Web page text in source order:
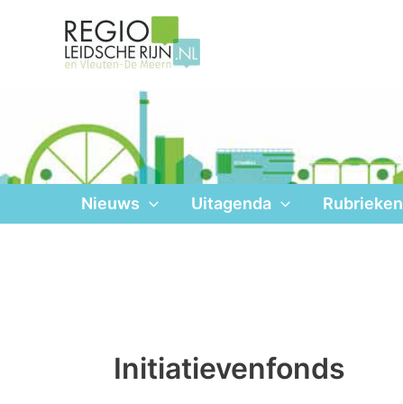
Nieuws Uitagenda Rubrieken
Initiatievenfonds